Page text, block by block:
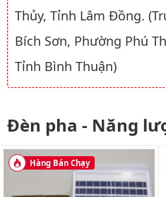
Thủy, Tỉnh Lâm Đồng.
Bích Sơn, Phường Phú
Tỉnh Bình Thuận)
Đèn pha - Năng
Hàng Bán Chạy